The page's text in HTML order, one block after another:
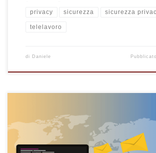
privacy sicurezza sicurezza
telelavoro
di Daniele
Motivi per non usare l'email aziendale per